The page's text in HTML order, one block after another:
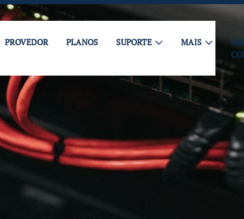
PROVEDOR PLANOS SUPORTE MAIS